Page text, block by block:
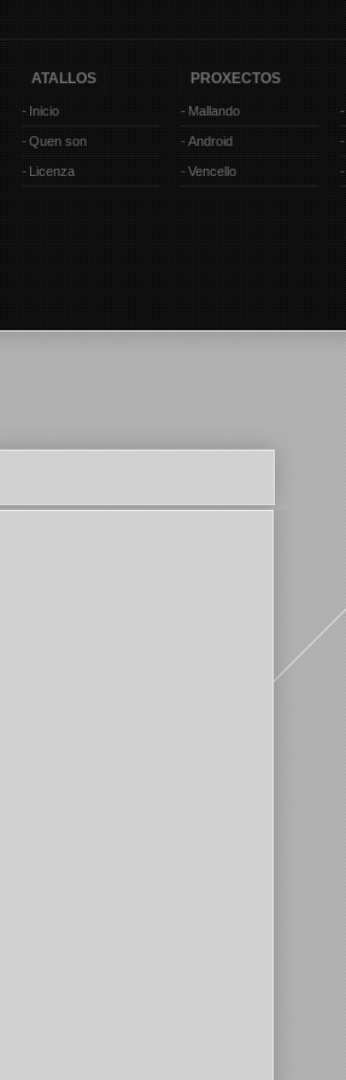
ATALLOS
Inicio
Quen son
Licenza
PROXECTOS
Mallando
Android
Vencello